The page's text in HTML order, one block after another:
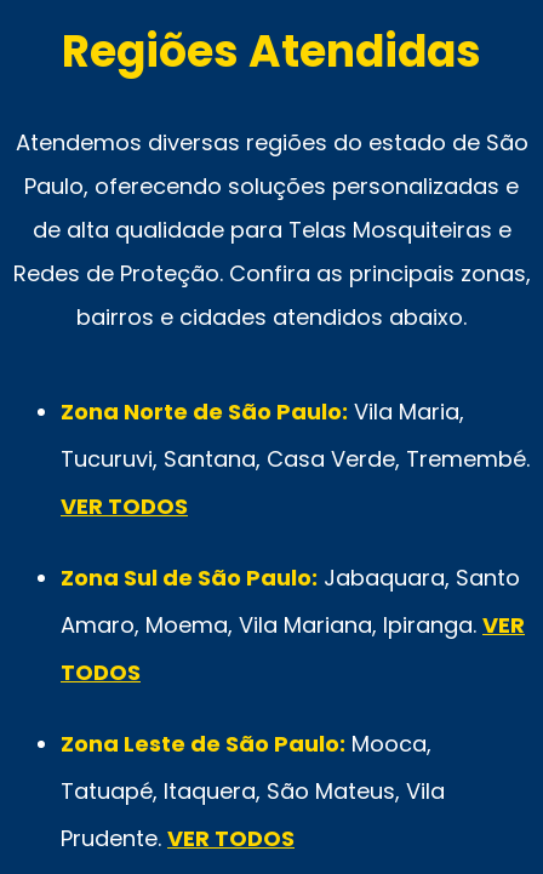
Regiões Atendidas
Atendemos diversas regiões do estado de São
Paulo, oferecendo soluções personalizadas e
de alta qualidade para Telas Mosquiteiras e
Redes de Proteção. Confira as principais zonas,
bairros e cidades atendidos abaixo.
Zona Norte de São Paulo: Vila Maria,
Tucuruvi, Santana, Casa Verde, Tremembé.
VER TODOS
Zona Sul de São Paulo: Jabaquara, Santo
Amaro, Moema, Vila Mariana, Ipiranga. VER
TODOS
Zona Leste de São Paulo: Mooca,
Tatuapé, Itaquera, São Mateus, Vila
Prudente. VER TODOS